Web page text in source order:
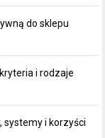
do sklepu
i rodzaje
systemy i korzyści